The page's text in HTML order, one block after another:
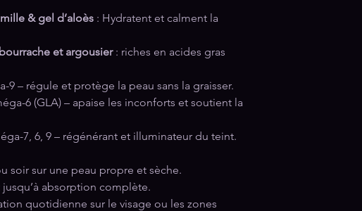
& gel d’aloès : Hydratent et calment la
et argousier: riches en acides gras
9 – régule et protège la peau sans la graisser.
6 (GLA) – apaise les inconforts et soutient la
7, 6, 9 – régénérant et illuminateur du teint.
soir sur une peau propre et sèche.
absorption complète.
quotidienne sur le visage ou les zones